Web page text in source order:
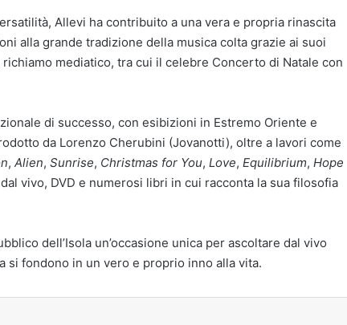
Allevi ha contribuito a una vera e propria rinascita
alla grande tradizione della musica colta grazie ai suoi
mediatico, tra cui il celebre Concerto di Natale con
di successo, con esibizioni in Estremo Oriente e
da Lorenzo Cherubini (Jovanotti), oltre a lavori come
, Alien, Sunrise, Christmas for You, Love, Equilibrium, Hope
vivo, DVD e numerosi libri in cui racconta la sua filosofia
dell’Isola un’occasione unica per ascoltare dal vivo
si fondono in un vero e proprio inno alla vita.